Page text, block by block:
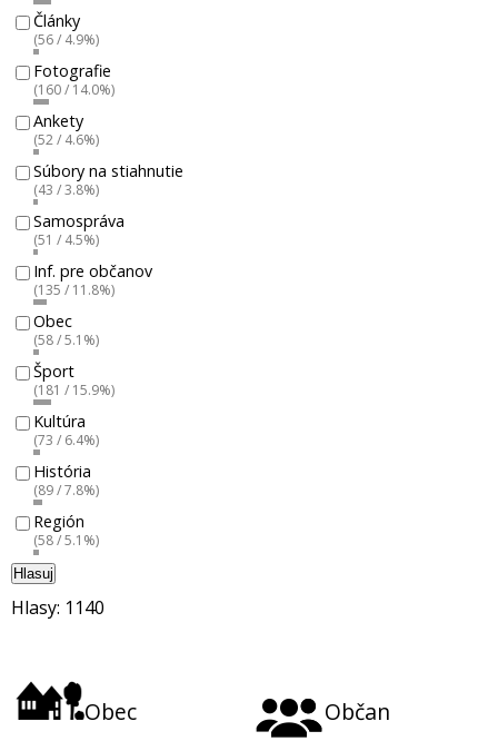
Články
(56 / 4.9%)
Fotografie
(160 / 14.0%)
Ankety
(52 / 4.6%)
Súbory na stiahnutie
(43 / 3.8%)
Samospráva
(51 / 4.5%)
Inf. pre občanov
(135 / 11.8%)
Obec
(58 / 5.1%)
Šport
(181 / 15.9%)
Kultúra
(73 / 6.4%)
História
(89 / 7.8%)
Región
(58 / 5.1%)
Hlasuj
Hlasy: 1140
Obec Občan